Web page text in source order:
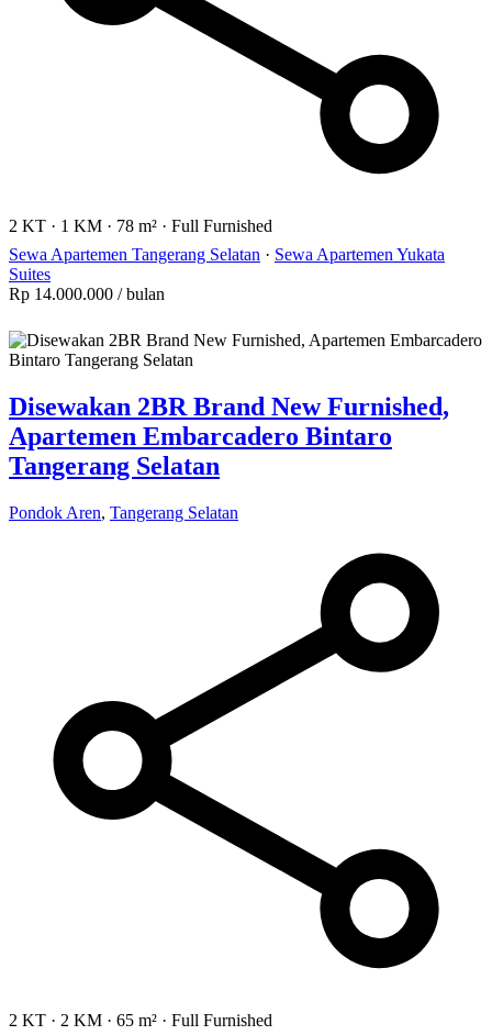
2 KT · 1 KM · 78 m² · Full Furnished
Sewa Apartemen Tangerang Selatan · Sewa Apartemen Yukata
Suites
Rp 14.000.000 / bulan
Disewakan 2BR Brand New Furnished,
Apartemen Embarcadero Bintaro
Tangerang Selatan
Pondok Aren, Tangerang Selatan
2 KT · 2 KM · 65 m² · Full Furnished